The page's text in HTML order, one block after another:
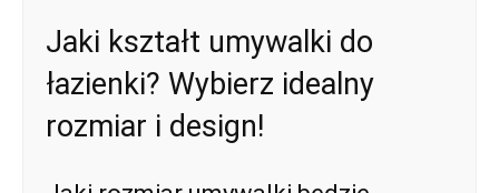
Jaki kształt umywalki do
łazienki? Wybierz idealny
rozmiar i design!